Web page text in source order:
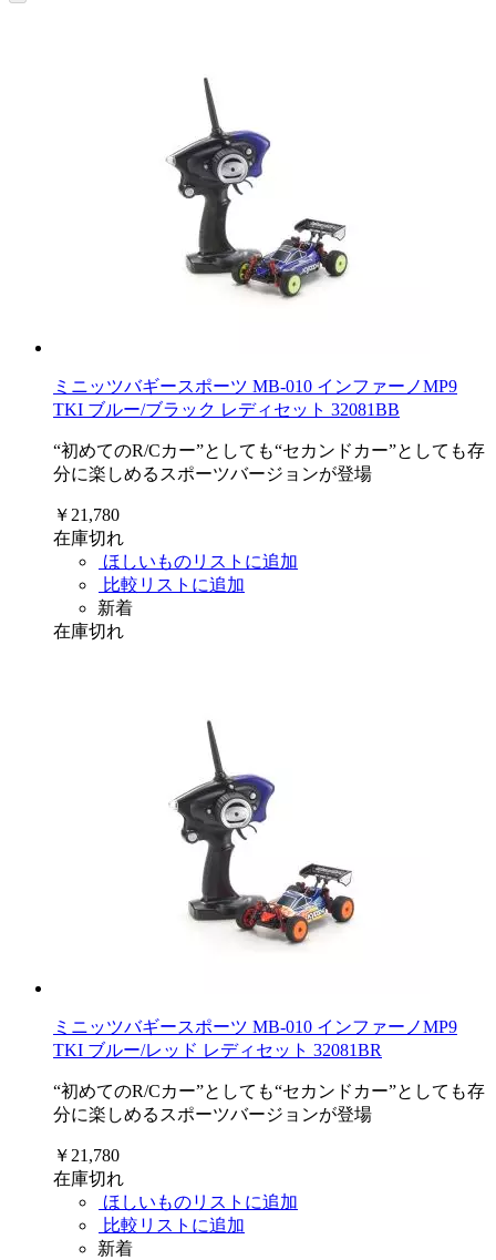
ミニッツバギースポーツ MB-010 インファーノMP9
TKI ブルー/ブラック レディセット 32081BB
“初めてのR/Cカー”としても“セカンドカー”としても存
分に楽しめるスポーツバージョンが登場
￥21,780
在庫切れ
ほしいものリストに追加
比較リストに追加
新着
在庫切れ
ミニッツバギースポーツ MB-010 インファーノMP9
TKI ブルー/レッド レディセット 32081BR
“初めてのR/Cカー”としても“セカンドカー”としても存
分に楽しめるスポーツバージョンが登場
￥21,780
在庫切れ
ほしいものリストに追加
比較リストに追加
新着